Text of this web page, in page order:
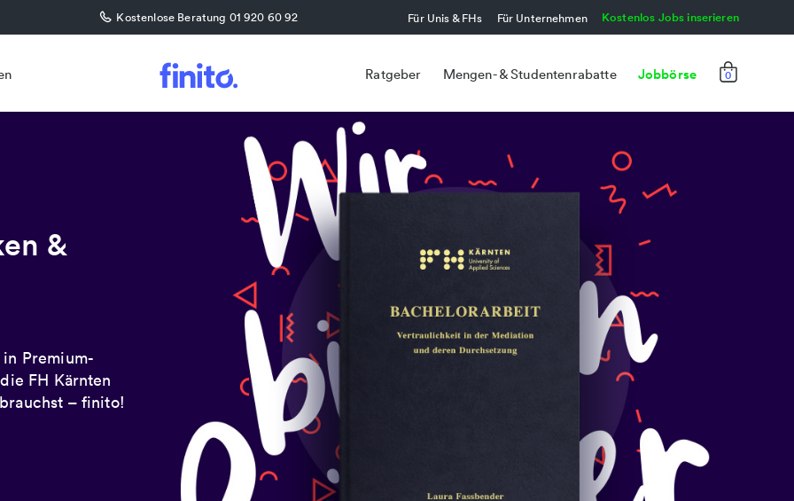
Kostenlose Beratung 01 920 60 92 Für Unis & FHs Für Unternehmen Kostenlos Jobs inserieren
Ratgeber Mengen- & Studentenrabatte Jobbörse 0
&
Premium-
FH Kärnten
– finito!